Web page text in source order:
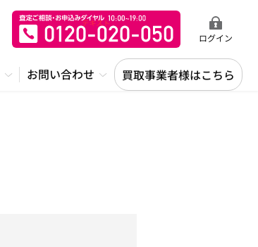
ログイン
お問い合わせ 買取事業者様はこちら